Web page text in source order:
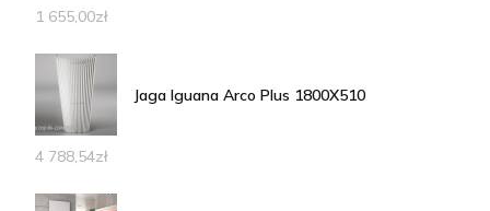
1 655,00zł
Jaga Iguana Arco Plus 1800X510
4 788,54zł